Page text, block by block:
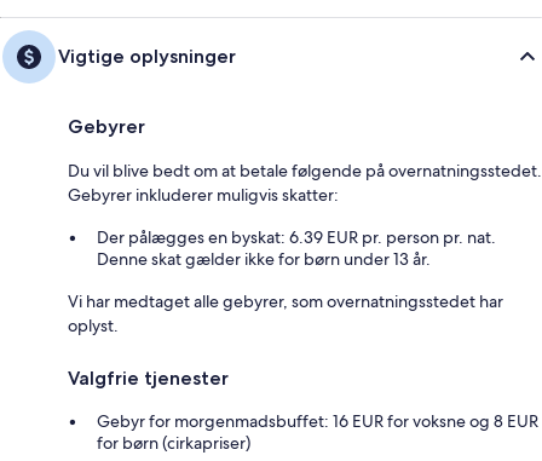
Vigtige oplysninger
Gebyrer
Du vil blive bedt om at betale følgende på overnatningsstedet.
Gebyrer inkluderer muligvis skatter:
Der pålægges en byskat: 6.39 EUR pr. person pr. nat.
Denne skat gælder ikke for børn under 13 år.
Vi har medtaget alle gebyrer, som overnatningsstedet har
oplyst.
Valgfrie tjenester
Gebyr for morgenmadsbuffet: 16 EUR for voksne og 8 EUR
for børn (cirkapriser)